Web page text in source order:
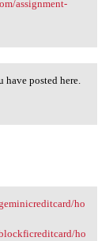
assignment-
posted here.
ho
ho